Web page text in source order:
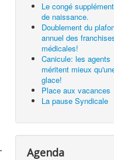
Le congé
de naissance.
Doublement du
annuel des
médicales!
Canicule: les agents
méritent mieux
glace!
Place aux vacances
La pause Syndicale
Agenda